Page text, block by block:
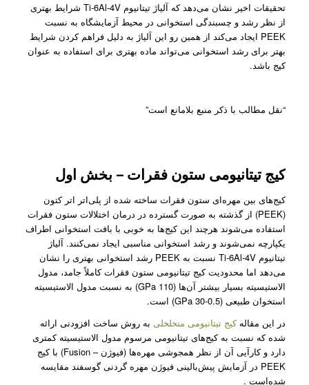
تحقیقات اخیر نشان می‌دهد که آلیاژ تیتانیوم Ti-6Al-4V شرایط بهتری
از نظر رشد و چسبندگی استخوانی در محیط آزمایشگاه به نسبت
PEEK ایجاد می‌کند از همین رو این آلیاژ به دلیل فراهم کردن شرایط
بهتر برای رشد استخوانی می‌تواند ماده بهتری برای استفاده به عنوان
کیج باشد.
“نقل مطالب با ذکر منبع بلامانع است”
کیج‌ تیتانیومی ستون فقرات – بخش اول
کیج‌های بین مهره‌ای ستون فقرات ساخته شده از پلی‌اتر ‌اتر کتون
(PEEK) از گذشته به صورت گسترده در درمان اختلالات ستون فقرات
استفاده می‌شوند هرچند این کیج‌ها به خوبی با بافت استخوانی اطراف
یکپارچه نمی‌شوند و رشد استخوانی مناسبی ایجاد نمی‌کنند. آلیاژ
تیتانیوم Ti-6Al-4V نسبت به PEEK رشد استخوانی بهتری را نشان
می‌دهد اما محدودیت کیج‌ تیتانیومی ستون فقرات کاملاً جامد، مدول
الاستیسیته بسیار بیشتر آن‌ها (110 GPa) به نسبت مدول الاستیسیته
استخوان طبیعی (0.5-30 GPa) است.
در این مقالهکیج تیتانیومی متخلخلیبه روش ساخت افزودنی ارائه
شده که نسبت به کیج‌های تیتانیومی مرسوم مدول الاستیسیته کمتری
دارد و کارآیی آن از نظر همجوشی مهره‌ها (فیوژن – Fusion) با کیج
PEEK در آزمایش پیش‌بالینی فیوژن مهره گردنی گوسفند مقایسه
شده‌است .